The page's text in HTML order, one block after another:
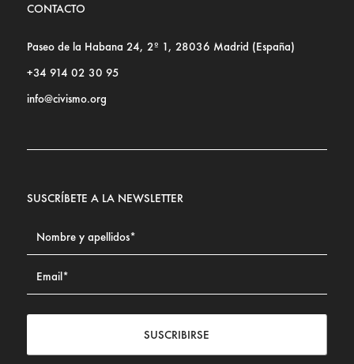
CONTACTO
Paseo de la Habana 24, 2º 1, 28036 Madrid (España)
+34 914 02 30 95
info@civismo.org
SUSCRÍBETE A LA NEWSLETTER
SUSCRIBIRSE